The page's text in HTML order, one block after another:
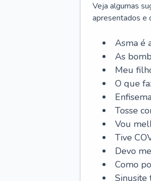
Veja algumas
apresentados e
Asma é
As
Meu
O que
Tosse
Vou
Tive
Devo
Como
Sinusite